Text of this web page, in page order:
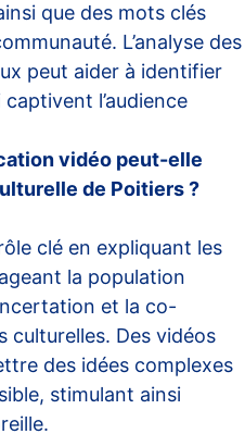
que des mots clés
L’analyse des
peut aider à identifier
l’audience
vidéo peut-elle
de Poitiers ?
clé en expliquant les
la population
et la co-
culturelles. Des vidéos
des idées complexes
stimulant ainsi